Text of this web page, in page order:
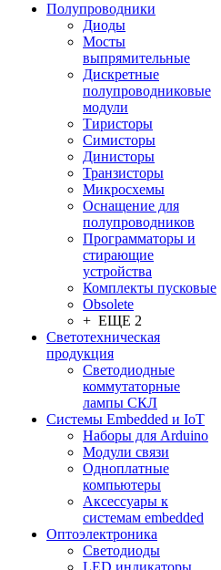
Полупроводники
Диоды
Мосты
выпрямительные
Дискретные
полупроводниковые
модули
Тиристоры
Симисторы
Динисторы
Транзисторы
Микросхемы
Оснащение для
полупроводников
Программаторы и
стирающие
устройства
Комплекты пусковые
Obsolete
+ ЕЩЕ 2
Светотехническая
продукция
Светодиодные
коммутаторные
лампы СКЛ
Системы Embedded и IoT
Наборы для Arduino
Модули связи
Одноплатные
компьютеры
Аксессуары к
системам embedded
Oптоэлектроника
Светодиоды
LED индикаторы